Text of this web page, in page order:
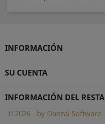
INFORMACIÓN
SU CUENTA
INFORMACIÓN DEL
© 2026 - by Danzai Software